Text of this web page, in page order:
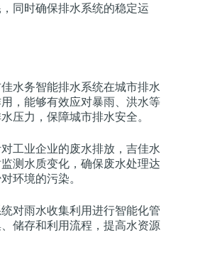
同时确保排水系统的稳定运
水务智能排水系统在城市排水
，能够有效应对暴雨、洪水等
压力，保障城市排水安全。
工业企业的废水排放，吉佳水
测水质变化，确保废水处理达
环境的污染。
对雨水收集利用进行智能化管
储存和利用流程，提高水资源